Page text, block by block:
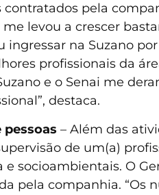
pela
me levou a crescer
ingressar na Suzano
profissionais da
e o Senai me
destaca.
– Além das
de um(a)
e socioambientais. O
pela companhia. “Os